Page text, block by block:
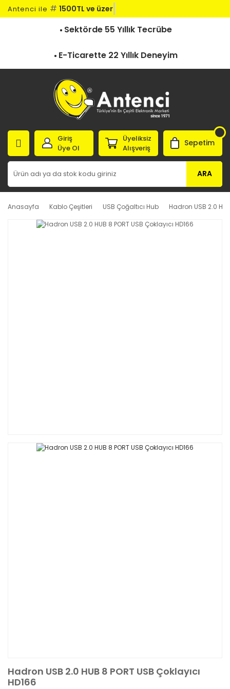
Antenci ile # 1500TL ve üzeri
Sektörde 55 Yıllık Tecrübe
E-Ticarette 22 Yıllık Deneyim
ARA
Giriş
Üye Ol
Üyeliksiz
Alışveriş
Sepetim
Anasayfa Kablo Çeşitleri USB Çoğaltıcı Hub Hadron USB 2.0
Hadron USB 2.0 HUB 8 PORT USB Çoklayıcı
HD166